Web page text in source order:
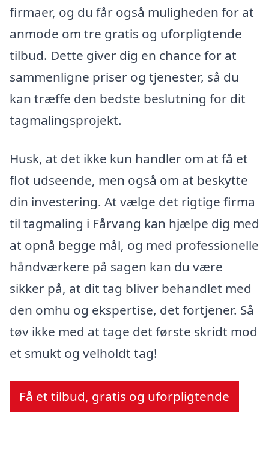
firmaer, og du får også muligheden for at
anmode om tre gratis og uforpligtende
tilbud. Dette giver dig en chance for at
sammenligne priser og tjenester, så du
kan træffe den bedste beslutning for dit
tagmalingsprojekt.
Husk, at det ikke kun handler om at få et
flot udseende, men også om at beskytte
din investering. At vælge det rigtige firma
til tagmaling i Fårvang kan hjælpe dig med
at opnå begge mål, og med professionelle
håndværkere på sagen kan du være
sikker på, at dit tag bliver behandlet med
den omhu og ekspertise, det fortjener. Så
tøv ikke med at tage det første skridt mod
et smukt og velholdt tag!
Få et tilbud, gratis og uforpligtende